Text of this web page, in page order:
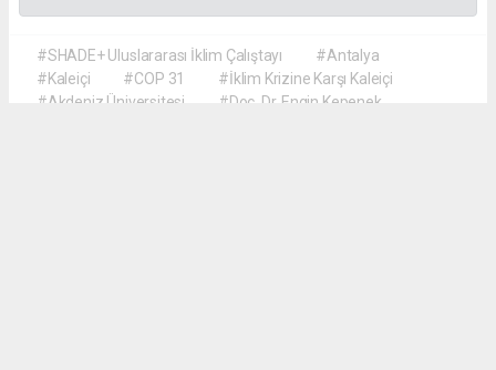
#SHADE+ Uluslararası İklim Çalıştayı
#Antalya
#Kaleiçi
#COP 31
#İklim Krizine Karşı Kaleiçi
#Akdeniz Üniversitesi
#Doç. Dr. Engin Kepenek